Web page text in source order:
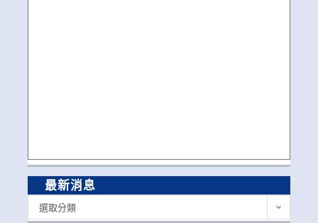
最新消息
選取分類